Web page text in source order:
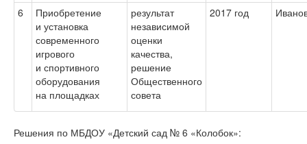
6
Приобретение
и установка
современного
игрового
и спортивного
оборудования
на площадках
результат
независимой
оценки
качества,
решение
Общественного
совета
2017 год
Решения по МБДОУ «Детский сад № 6 «Колобок»: